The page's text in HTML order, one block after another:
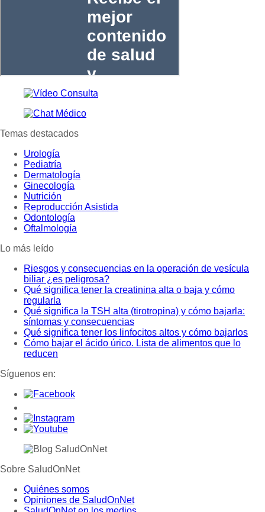
Temas destacados
Urología
Pediatría
Dermatología
Ginecología
Nutrición
Reproducción Asistida
Odontología
Oftalmología
Lo más leído
Riesgos y consecuencias en la operación de vesícula
biliar ¿es peligrosa?
Qué significa tener la creatinina alta o baja y cómo
regularla
Qué significa la TSH alta (tirotropina) y cómo bajarla:
síntomas y consecuencias
Qué significa tener los linfocitos altos y cómo bajarlos
Cómo bajar el ácido úrico. Lista de alimentos que lo
reducen
Síguenos en:
Sobre SaludOnNet
Quiénes somos
Opiniones de SaludOnNet